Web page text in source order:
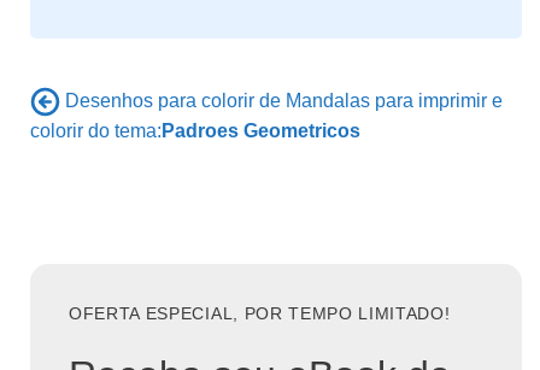
Desenhos para colorir de Mandalas para imprimir e
colorir do tema: Padroes Geometricos
OFERTA ESPECIAL, POR TEMPO LIMITADO!